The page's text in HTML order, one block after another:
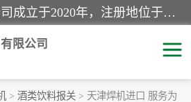
上海青禾贸易有限公司成立于2020年，注册地位于上海市宝山区。经营范围包括：机械设备、五金制品、劳防用品、电子产品、塑胶制品、家具、模具、纺织品、仪器仪表、建筑材料、装饰材料、化工产品、金属制品、机车配件等货物进出口报关、清关服务。
限公司
> 酒类饮料报关 > 天津焊机进口 服务为